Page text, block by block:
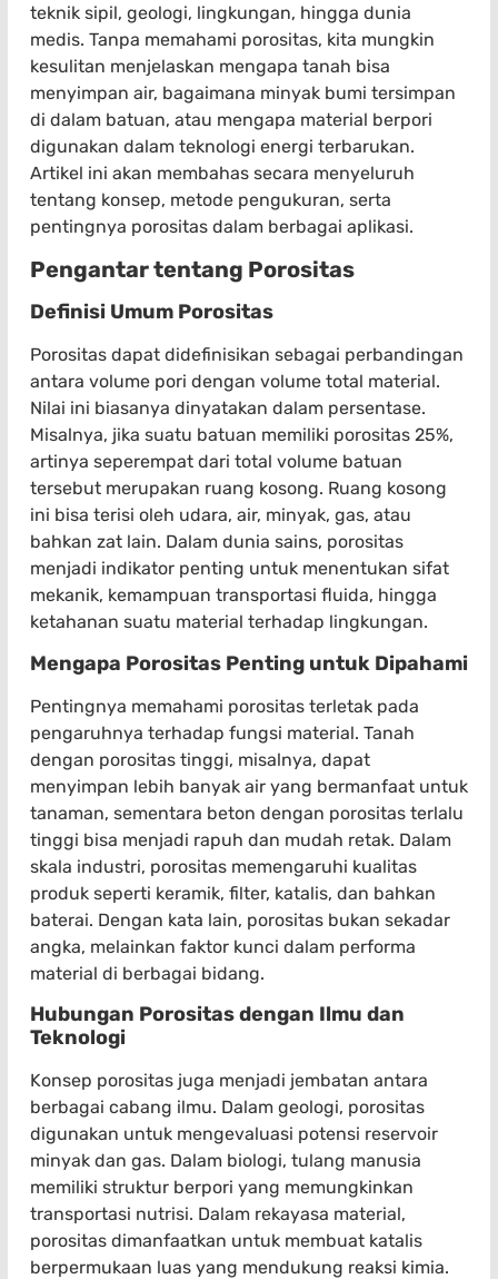
teknik sipil, geologi, lingkungan, hingga dunia
medis. Tanpa memahami porositas, kita mungkin
kesulitan menjelaskan mengapa tanah bisa
menyimpan air, bagaimana minyak bumi tersimpan
di dalam batuan, atau mengapa material berpori
digunakan dalam teknologi energi terbarukan.
Artikel ini akan membahas secara menyeluruh
tentang konsep, metode pengukuran, serta
pentingnya porositas dalam berbagai aplikasi.
Pengantar tentang Porositas
Definisi Umum Porositas
Porositas dapat didefinisikan sebagai perbandingan
antara volume pori dengan volume total material.
Nilai ini biasanya dinyatakan dalam persentase.
Misalnya, jika suatu batuan memiliki porositas 25%,
artinya seperempat dari total volume batuan
tersebut merupakan ruang kosong. Ruang kosong
ini bisa terisi oleh udara, air, minyak, gas, atau
bahkan zat lain. Dalam dunia sains, porositas
menjadi indikator penting untuk menentukan sifat
mekanik, kemampuan transportasi fluida, hingga
ketahanan suatu material terhadap lingkungan.
Mengapa Porositas Penting untuk Dipahami
Pentingnya memahami porositas terletak pada
pengaruhnya terhadap fungsi material. Tanah
dengan porositas tinggi, misalnya, dapat
menyimpan lebih banyak air yang bermanfaat untuk
tanaman, sementara beton dengan porositas terlalu
tinggi bisa menjadi rapuh dan mudah retak. Dalam
skala industri, porositas memengaruhi kualitas
produk seperti keramik, filter, katalis, dan bahkan
baterai. Dengan kata lain, porositas bukan sekadar
angka, melainkan faktor kunci dalam performa
material di berbagai bidang.
Hubungan Porositas dengan Ilmu dan
Teknologi
Konsep porositas juga menjadi jembatan antara
berbagai cabang ilmu. Dalam geologi, porositas
digunakan untuk mengevaluasi potensi reservoir
minyak dan gas. Dalam biologi, tulang manusia
memiliki struktur berpori yang memungkinkan
transportasi nutrisi. Dalam rekayasa material,
porositas dimanfaatkan untuk membuat katalis
berpermukaan luas yang mendukung reaksi kimia.